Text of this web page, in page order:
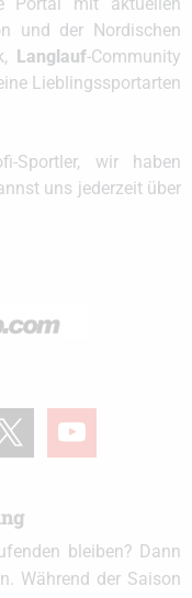
und der Nordischen
Langlauf-Community
Lieblingssportarten
Sportler, wir haben
uns jederzeit über
youtube
bleiben? Dann
Während der Saison